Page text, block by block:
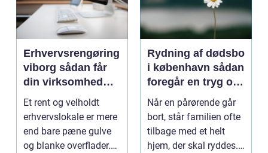
Erhvervsrengøring
viborg sådan får
din virksomhed
mere tid og bedre
arbejdsmiljø
Et rent og velholdt
erhvervslokale er mere
end bare pæne gulve
og blanke overflader.
Rydning af dødsbo
i københavn sådan
foregår en tryg og
effektiv proces
Når en pårørende går
bort, står familien ofte
tilbage med et helt
hjem, der skal ryddes.